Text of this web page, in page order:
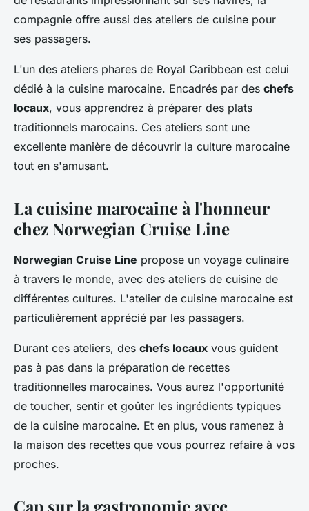
compagnie offre aussi des ateliers de cuisine pour
ses passagers.
L'un des ateliers phares de Royal Caribbean est celui
dédié à la cuisine marocaine. Encadrés par des chefs
locaux, vous apprendrez à préparer des plats
traditionnels marocains. Ces ateliers sont une
excellente manière de découvrir la culture marocaine
tout en s'amusant.
La cuisine marocaine à l'honneur
chez Norwegian Cruise Line
Norwegian Cruise Line propose un voyage culinaire
à travers le monde, avec des ateliers de cuisine de
différentes cultures. L'atelier de cuisine marocaine est
particulièrement apprécié par les passagers.
Durant ces ateliers, des chefs locaux vous guident
pas à pas dans la préparation de recettes
traditionnelles marocaines. Vous aurez l'opportunité
de toucher, sentir et goûter les ingrédients typiques
de la cuisine marocaine. Et en plus, vous ramenez à
la maison des recettes que vous pourrez refaire à vos
proches.
Cap sur la gastronomie avec